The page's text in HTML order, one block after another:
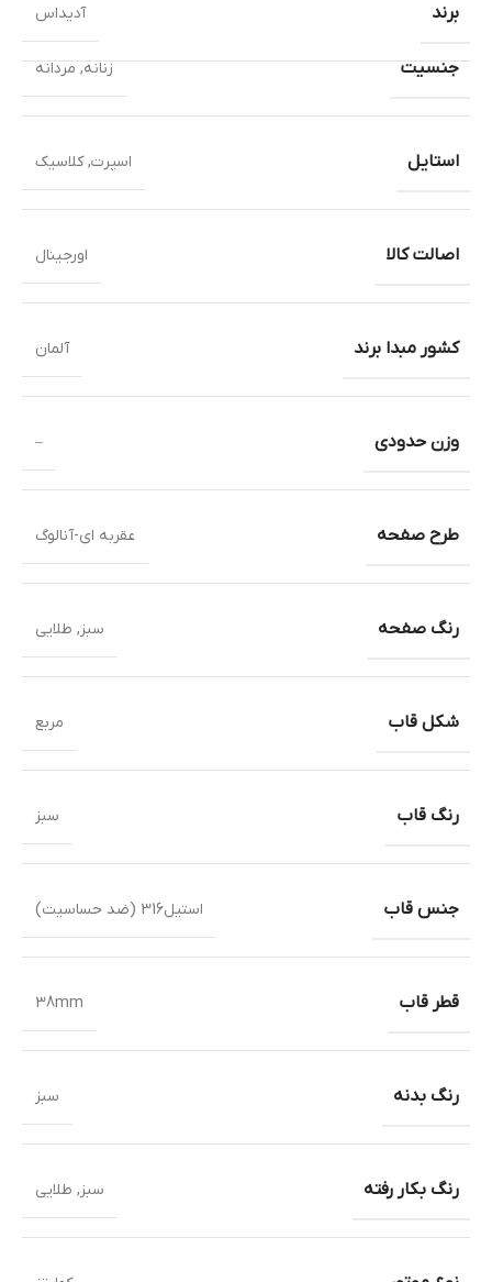
جنسیت زنانه,مردانه
استایل اسپرت,کلاسیک
اصالت کالا اورجینال
کشور مبدا برند آلمان
وزن حدودی –
طرح صفحه عقربه ای-آنالوگ
رنگ صفحه سبز, طلایی
شکل قاب مربع
رنگ قاب سبز
جنس قاب استیل316 (ضد حساسیت)
قطر قاب 38mm
رنگ بدنه سبز
رنگ بکار رفته سبز, طلایی
برند آدیداس